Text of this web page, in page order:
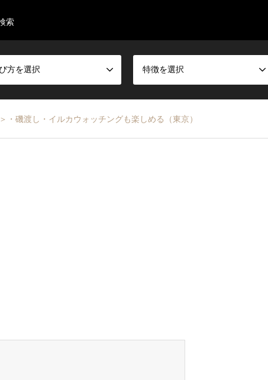
索
方を選択 特徴を選択
・磯渡し・イルカウォッチングも楽しめる（東京）